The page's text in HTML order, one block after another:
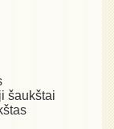
šaukštai